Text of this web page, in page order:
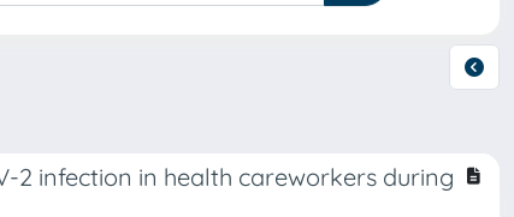
2 infection in health careworkers during